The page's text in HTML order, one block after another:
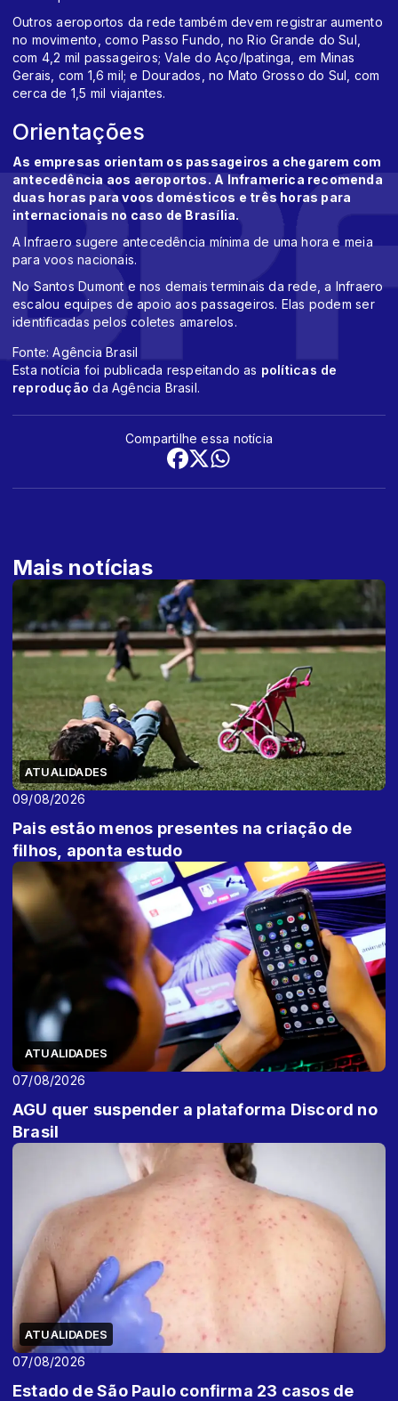
Outros aeroportos da rede também devem registrar aumento
no movimento, como Passo Fundo, no Rio Grande do Sul,
com 4,2 mil passageiros; Vale do Aço/Ipatinga, em Minas
Gerais, com 1,6 mil; e Dourados, no Mato Grosso do Sul, com
cerca de 1,5 mil viajantes.
Orientações
As empresas orientam os passageiros a chegarem com
antecedência aos aeroportos. A Inframerica recomenda
duas horas para voos domésticos e três horas para
internacionais no caso de Brasília.
A Infraero sugere antecedência mínima de uma hora e meia
para voos nacionais.
No Santos Dumont e nos demais terminais da rede, a Infraero
escalou equipes de apoio aos passageiros. Elas podem ser
identificadas pelos coletes amarelos.
Fonte: Agência Brasil
Esta notícia foi publicada respeitando as políticas de
reprodução da Agência Brasil.
Compartilhe essa notícia
Mais notícias
ATUALIDADES
09/08/2026
Pais estão menos presentes na criação de
filhos, aponta estudo
ATUALIDADES
07/08/2026
AGU quer suspender a plataforma Discord no
Brasil
ATUALIDADES
07/08/2026
Estado de São Paulo confirma 23 casos de